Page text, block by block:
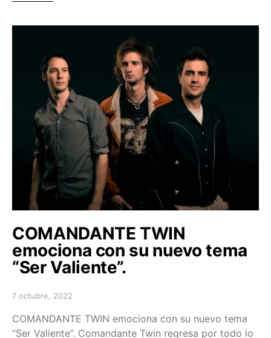
COMANDANTE TWIN
emociona con su nuevo tema
“Ser Valiente”.
Posted on
7 octubre, 2022
COMANDANTE TWIN emociona con su nuevo tema
“Ser Valiente”. Comandante Twin regresa por todo lo